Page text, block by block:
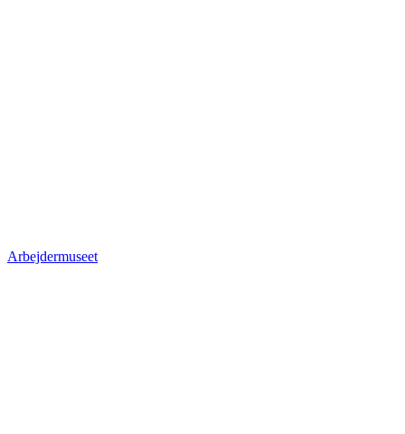
Arbejdermuseet